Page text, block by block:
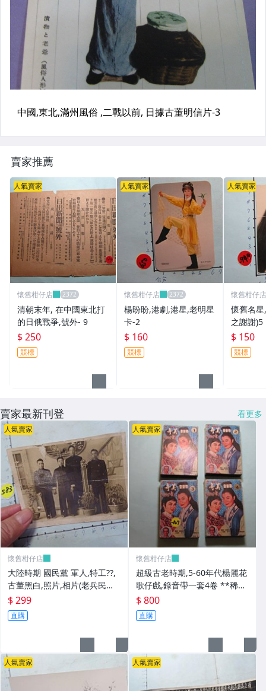
賣家推薦
人氣賣家
懷舊柑仔店
清朝末年, 在中國東北打
的日俄戰爭,號外- 9
$ 250
競標
人氣賣家
懷舊柑仔店
楊盼盼,港劇,港星,老明星
卡-2
$ 160
競標
人氣賣家
懷舊柑仔店
懷舊名
之謝謝)5
$ 150
競標
賣家最新刊登 看更多
人氣賣家
懷舊柑仔店
大陸時期 國民黨 軍人,特工??,
古董黑白,照片,相片(老兵民國3
8年從大陸帶來台灣的) **稀少
品6
$ 299
直購
人氣賣家
懷舊柑仔店
超級古老時期,5-60年代楊麗花
歌仔戲,錄音帶一套4卷 **稀少
品
$ 800
直購
人氣賣家 人氣賣家